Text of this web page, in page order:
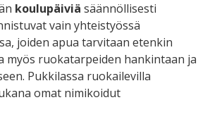
koulupäiviä säännöllisesti
vain yhteistyössä
joiden apua tarvitaan etenkin
myös ruokatarpeiden hankintaan ja
Pukkilassa ruokailevilla
omat nimikoidut